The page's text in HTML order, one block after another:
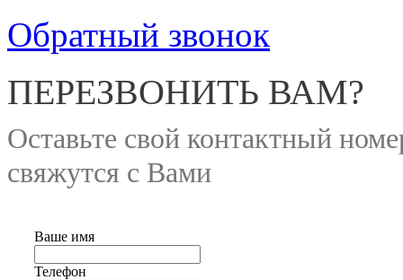
Обратный звонок
ПЕРЕЗВОНИТЬ ВАМ?
Оставьте свой контактный
свяжутся с Вами
Ваше имя
Телефон